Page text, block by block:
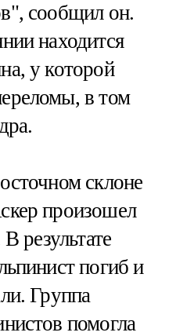
сообщил он.
находится
у которой
в том
склоне
произошел
результате
погиб и
Группа
помогла